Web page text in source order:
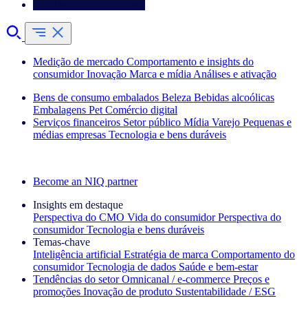
Medição de mercado Comportamento e insights do
consumidor Inovação Marca e mídia Análises e ativação
Bens de consumo embalados Beleza Bebidas alcoólicas
Embalagens Pet Comércio digital
Serviços financeiros Setor público Mídia Varejo Pequenas e
médias empresas Tecnologia e bens duráveis
Become an NIQ partner
Insights em destaque
Perspectiva do CMO Vida do consumidor Perspectiva do
consumidor Tecnologia e bens duráveis
Temas‑chave
Inteligência artificial Estratégia de marca Comportamento do
consumidor Tecnologia de dados Saúde e bem‑estar
Tendências do setor Omnicanal / e‑commerce Preços e
promoções Inovação de produto Sustentabilidade / ESG